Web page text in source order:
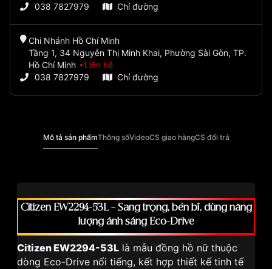
038 7827979
Chỉ đường
Chi Nhánh Hồ Chí Minh
Tầng 1, 34 Nguyễn Thị Minh Khai, Phường Sài Gòn, TP.
Hồ Chí Minh
Liên hệ
038 7827979
Chỉ đường
Mô tả sản phẩmThông sốVideoCS giao hàngCS đổi trả
Citizen EW2294-53L – Sang trọng, bền bỉ, dùng năng
lượng ánh sáng Eco-Drive
Citizen EW2294-53L là mẫu đồng hồ nữ thuộc
dòng Eco-Drive nổi tiếng, kết hợp thiết kế tinh tế